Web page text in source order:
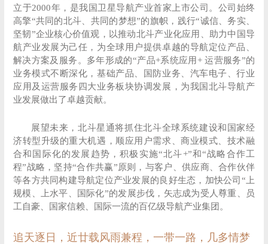
立于2000年，是我国卫星导航产业首家上市公司。公司始终
高擎“共同的北斗、共同的梦想”的旗帜，践行“诚信、务实、
坚韧”企业核心价值观，以推动北斗产业化应用、助力中国导
航产业发展为己任，为全球用户提供卓越的导航定位产品、
解决方案及服务。多年形成的“产品+系统应用+ 运营服务”的
业务模式不断深化，基础产品、国防业务、汽车电子、行业
应用及运营服务四大业务板块协调发展，为我国北斗导航产
业发展做出了卓越贡献。
展望未来，北斗星通将抓住北斗全球系统建设和国家经
济转型升级的重大机遇，顺应用户需求、商业模式、技术融
合和国际化的发展趋势，积极实施“北斗+”和“战略合作工
程”战略，坚持“合作共赢”原则，与客户、供应商、合作伙伴
等各方共同构建导航定位产业发展的良好生态，加快公司“上
规模、上水平、国际化”的发展步伐，矢志成为受人尊重、员
工自豪、国家信赖、国际一流的百亿级导航产业集团。
追天逐日，近廿载风雨兼程，一带一路，几多情梦